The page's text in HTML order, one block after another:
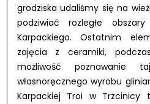
grodziska udaliśmy się na
podziwiać rozległe
Karpackiego. Ostatnim
zajęcia z ceramiki,
możliwość poznawanie
własnoręcznego wyrobu
Karpackiej Troi w Trzcinicy